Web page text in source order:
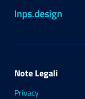
Inps.design
Note Legali
Privacy